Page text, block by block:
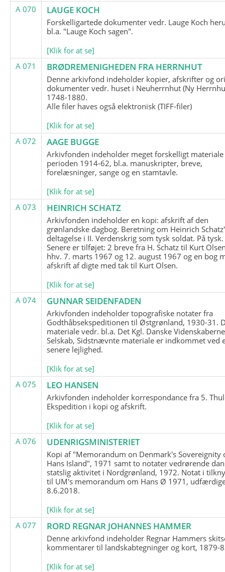
A 070
LAUGE KOCH
Forskelligartede dokumenter vedr. Lauge Koch
bl.a. "Lauge Koch sagen".
[Klik for at se]
A 071
BRØDREMENIGHEDEN FRA HERRNHUT
Denne arkivfond indeholder kopier, afskrifter og
dokumenter vedr. huset i Neuherrnhut (Ny
1748-1880.
Alle filer haves også elektronisk (TIFF-filer)
[Klik for at se]
A 072
AAGE BUGGE
Arkivfonden indeholder meget forskelligt
perioden 1914-62, bl.a. manuskripter, breve,
forelæsninger, sange og en stamtavle.
[Klik for at se]
A 073
HEINRICH SCHATZ
Arkivfonden indeholder en kopi: afskrift af den
grønlandske dagbog. Beretning om Heinrich Schatz'
deltagelse i II. Verdenskrig som tysk soldat. På tysk.
Senere er tilføjet: 2 breve fra H. Schatz til Kurt
hhv. 7. marts 1967 og 12. august 1967 og en bog
afskrift af digte med tak til Kurt Olsen.
[Klik for at se]
A 074
GUNNAR SEIDENFADEN
Arkivfonden indeholder topografiske notater fra
Godthåbsekspeditionen til Østgrønland, 1930-31.
materiale vedr. bl.a. Det Kgl. Danske
Selskab, Sidstnævnte materiale er indkommet ved
senere lejlighed.
[Klik for at se]
A 075
LEO HANSEN
Arkivfonden indeholder korrespondance fra 5.
Ekspedition i kopi og afskrift.
[Klik for at se]
A 076
UDENRIGSMINISTERIET
Kopi af "Memorandum on Denmark's Sovereignity
Hans Island", 1971 samt to notater vedrørende
statslig aktivitet i Nordgrønland, 1972. Notat i
til UM's memorandum om Hans Ø 1971,
8.6.2018.
[Klik for at se]
A 077
RORD REGNAR JOHANNES HAMMER
Denne arkivfond indeholder Regnar Hammers
kommentarer til landskabtegninger og kort, 1879-
[Klik for at se]